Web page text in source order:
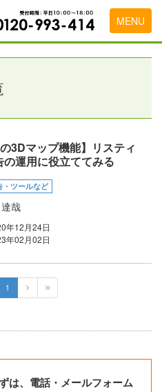
MENU
方
の流れ
の3Dマップ機能】リスティ
の運用に役立ててみる
・ツールなど
哉
年12月24日
年02月02日
1
は、電話・メールフォーム